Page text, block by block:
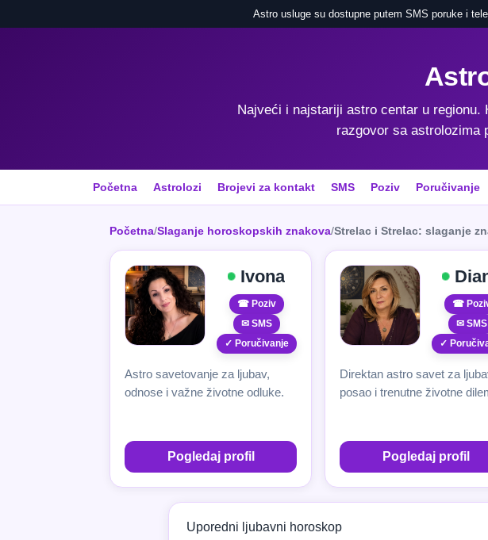
Astro usluge su dostupne putem SMS poruke i
Najveći i najstariji astro centar u
razgovor sa astrolozima
Početna Astrolozi Brojevi za kontakt SMS Poziv Poručivanje
Početna/Slaganje horoskopskih znakova/Strelac i Strelac: slaganje
Ivona
☎ Poziv
✉ SMS
✓ Poručivanje
Astro savetovanje za ljubav,
odnose i važne životne odluke.
Pogledaj profil
☎
✉ SMS
✓
Direktan astro savet za
posao i trenutne životne
Pogledaj profil
Uporedni ljubavni horoskop